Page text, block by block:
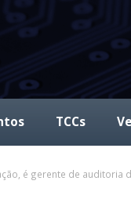
TCCs
é gerente de auditoria